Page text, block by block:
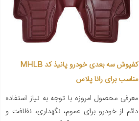
کفپوش سه بعدی خودرو پانیذ کد MHLB
مناسب برای رانا پلاس
معرفی محصول امروزه با توجه به نیاز استفاده
دائم از خودرو برای عموم، نگهداری، نظافت و